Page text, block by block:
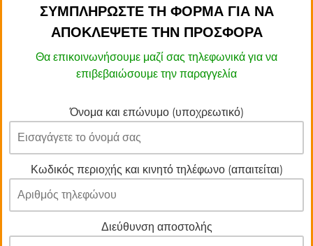
ΣΥΜΠΛΗΡΩΣΤΕ ΤΗ ΦΟΡΜΑ ΓΙΑ ΝΑ
ΑΠΟΚΛΕΨΕΤΕ ΤΗΝ ΠΡΟΣΦΟΡΑ
Θα επικοινωνήσουμε μαζί σας τηλεφωνικά για να
επιβεβαιώσουμε την παραγγελία
Όνομα και επώνυμο (υποχρεωτικό)
Κωδικός περιοχής και κινητό τηλέφωνο (απαιτείται)
Διεύθυνση αποστολής